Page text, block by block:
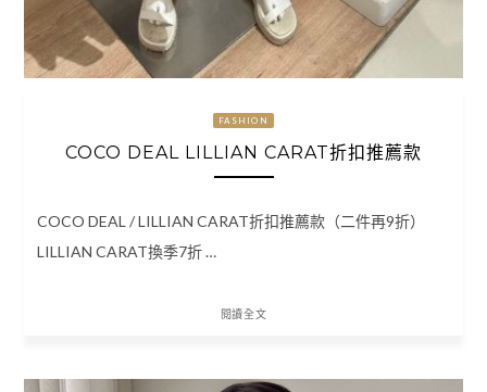
FASHION
COCO DEAL LILLIAN CARAT折扣推薦款
COCO DEAL / LILLIAN CARAT折扣推薦款（二件再9折）
LILLIAN CARAT換季7折 …
閱讀全文